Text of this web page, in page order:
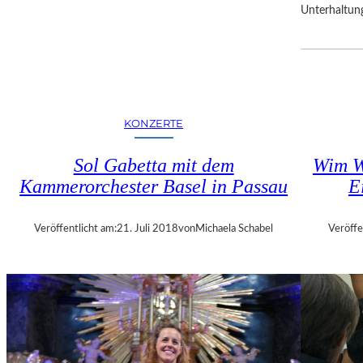
R
E
L
E
KONZERTE
Sol Gabetta mit dem
Kammerorchester Basel in Passau
Veröffentlicht am:21. Juli 2018vonMichaela Schabel
Wim